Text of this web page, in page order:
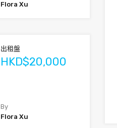
Flora Xu
出租盤
HKD$20,000
By
Flora Xu